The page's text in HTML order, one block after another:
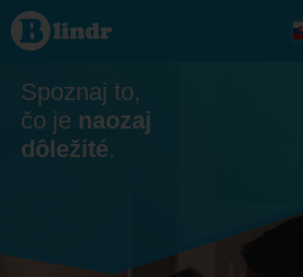
Zoznamka
- On
hľadá ju
Spoznaj to,
čo je naozaj
dôležité.